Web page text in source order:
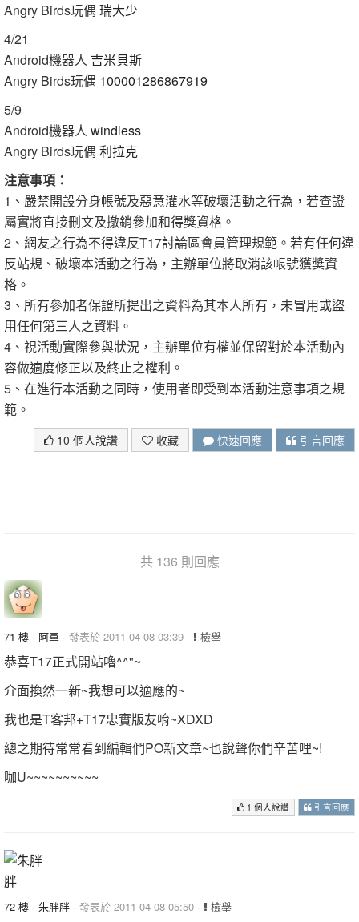
Angry Birds玩偶 瑞大少
4/21
Android機器人 吉米貝斯
Angry Birds玩偶 100001286867919
5/9
Android機器人 windless
Angry Birds玩偶 利拉克
注意事項：
1、嚴禁開設分身帳號及惡意灌水等破壞活動之行為，若查證
屬實將直接刪文及撤銷參加和得獎資格。
2、網友之行為不得違反T17討論區會員管理規範。若有任何違
反站規、破壞本活動之行為，主辦單位將取消該帳號獲獎資
格。
3、所有參加者保證所提出之資料為其本人所有，未冒用或盜
用任何第三人之資料。
4、視活動實際參與狀況，主辦單位有權並保留對於本活動內
容做適度修正以及終止之權利。
5、在進行本活動之同時，使用者即受到本活動注意事項之規
範。
10 個人說讚 收藏 快速回應 引言回應
共 136 則回應
71 樓 · 阿軍 · 發表於 2011-04-08 03:39 · 檢舉
恭喜T17正式開站嚕^^"~
介面換然一新~我想可以適應的~
我也是T客邦+T17忠實版友唷~XDXD
總之期待常常看到編輯們PO新文章~也說聲你們辛苦哩~!
咖U~~~~~~~~~~
1 個人說讚 引言回應
72 樓 · 朱胖胖 · 發表於 2011-04-08 05:50 · 檢舉